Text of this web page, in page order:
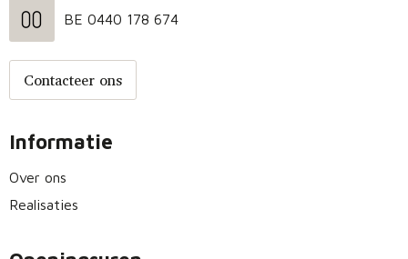
BE 0440 178 674
Contacteer ons
Informatie
Over ons
Realisaties